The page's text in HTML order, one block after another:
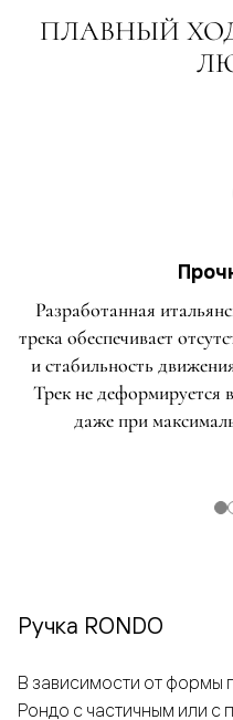
ПЛАВНЫЙ
Разработанная
трека обеспечивает
и стабильность
Трек не деформируется
даже при
Ручка RONDO
В зависимости от формы
Рондо с частичным или